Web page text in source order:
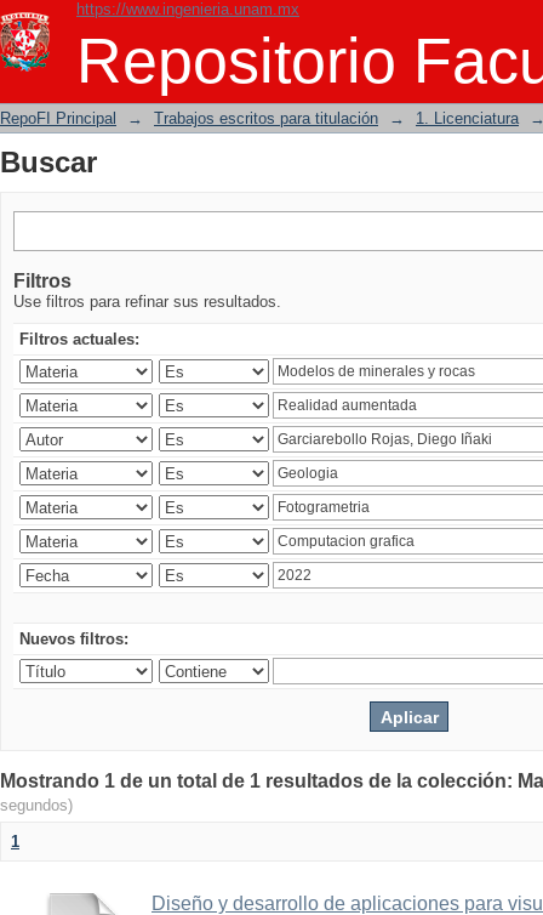
https://www.ingenieria.unam.mx
Repositorio
Buscar
RepoFI Principal → Trabajos escritos para titulación → 1. Licenciatura
Buscar
Filtros
Use filtros para refinar sus resultados.
Filtros actuales:
Nuevos filtros:
Mostrando 1 de un total de 1 resultados de la colección:
segundos)
1
Diseño y desarrollo de aplicaciones para